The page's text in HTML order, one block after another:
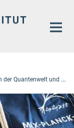
und darüber hinaus